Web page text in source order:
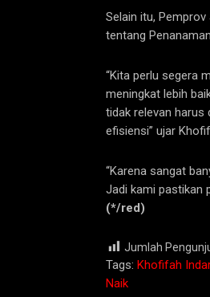
Selain itu,
tentang
“Kita perlu segera
meningkat lebih
tidak relevan harus
efisiensi” ujar
“Karena sangat
Jadi kami pastikan
(*/red)
Jumlah
Tags: Khofifah
Naik